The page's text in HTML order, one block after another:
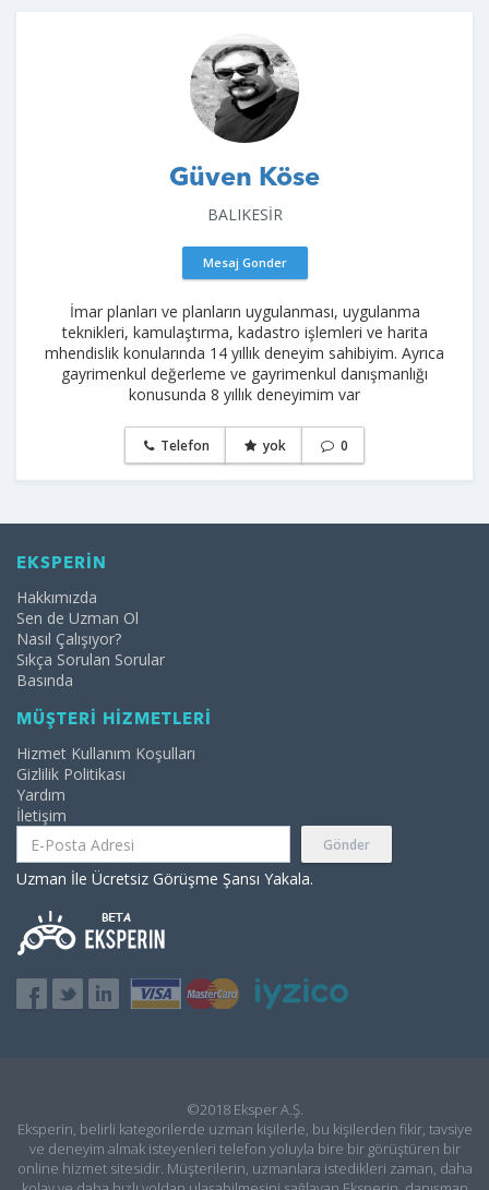
Güven Köse
BALIKESİR
Mesaj Gonder
İmar planları ve planların uygulanması, uygulanma
teknikleri, kamulaştırma, kadastro işlemleri ve harita
mhendislik konularında 14 yıllık deneyim sahibiyim. Ayrıca
gayrimenkul değerleme ve gayrimenkul danışmanlığı
konusunda 8 yıllık deneyimim var
Telefon yok 0
EKSPERİN
Hakkımızda
Sen de Uzman Ol
Nasıl Çalışıyor?
Sıkça Sorulan Sorular
Basında
MÜŞTERİ HİZMETLERİ
Hizmet Kullanım Koşulları
Gizlilik Politikası
Yardım
İletişim
Gönder
Uzman İle Ücretsiz Görüşme Şansı Yakala.
©2018 Eksper A.Ş.
Eksperin, belirli kategorilerde uzman kişilerle, bu kişilerden fikir, tavsiye
ve deneyim almak isteyenleri telefon yoluyla bire bir görüştüren bir
online hizmet sitesidir. Müşterilerin, uzmanlara istedikleri zaman, daha